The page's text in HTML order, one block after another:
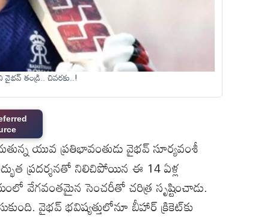
తండ్రి.. చివరకు..!
యువ ప్రతిభావంతుడు వైభవ్ సూర్యవంశీ
ప్రదర్శనతో నిలిచిపోయిన ఈ 14 ఏళ్ల
వేగవంతమైన సెంచరీతో చరిత్ర సృష్టించాడు.
వైభవ్ భవిష్యత్తులోనూ బీహార్ క్రికెట్‌కు